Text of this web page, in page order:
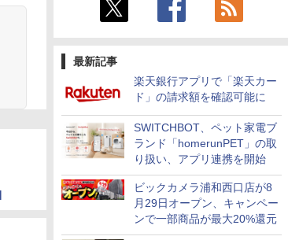
最新記事
楽天銀行アプリで「楽天カー
ド」の請求額を確認可能に
SWITCHBOT、ペット家電ブ
ランド「homerunPET」の取
り扱い、アプリ連携を開始
ビックカメラ浦和西口店が8
月29日オープン、キャンペー
ンで一部商品が最大20%還元